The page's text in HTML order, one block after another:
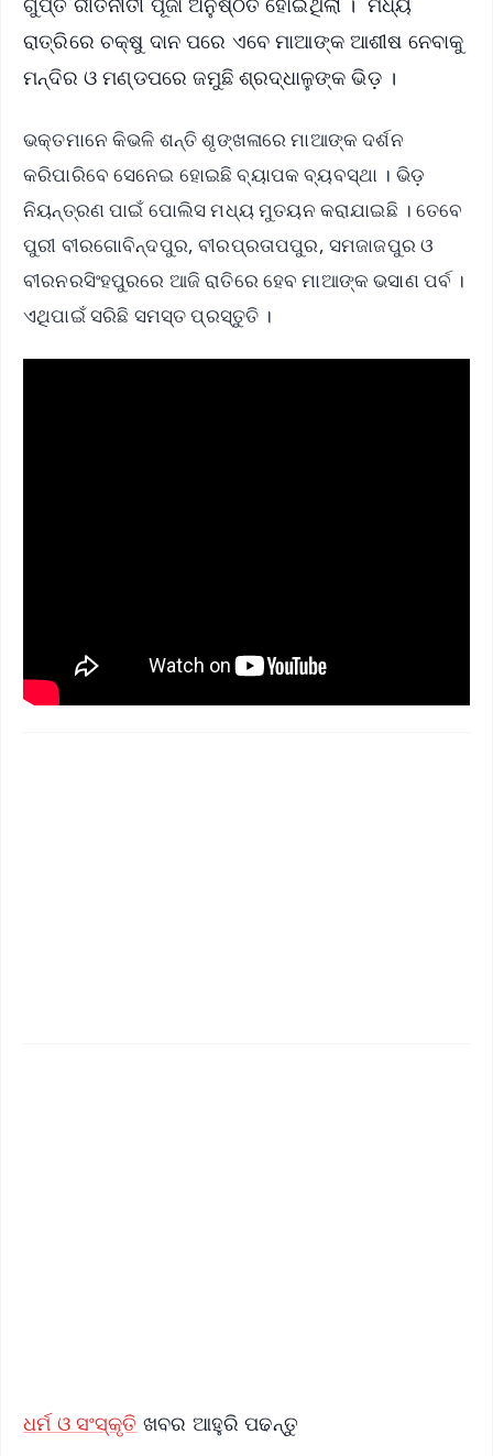
ରାତ୍ରିରେ ଚକ୍ଷୁ ଦାନ ପରେ ଏବେ ମାଆଙ୍କ ଆଶୀଷ ନେବାକୁ
ମନ୍ଦିର ଓ ମଣ୍ଡପରେ ଜମୁଛି ଶ୍ରଦ୍ଧାଳୁଙ୍କ ଭିଡ଼ ।
ଭକ୍ତମାନେ କିଭଳି ଶନ୍ତି ଶୃଙ୍ଖଳାରେ ମାଆଙ୍କ ଦର୍ଶନ
କରିପାରିବେ ସେନେଇ ହୋଇଛି ବ୍ୟାପକ ବ୍ୟବସ୍ଥା । ଭିଡ଼
ନିୟନ୍ତ୍ରଣ ପାଇଁ ପୋଲିସ ମଧ୍ୟ ମୁତୟନ କରାଯାଇଛି । ତେବେ
ପୁରୀ ବୀରଗୋବିନ୍ଦପୁର, ବୀରପ୍ରତାପପୁର, ସମଜାଜପୁର ଓ
ବୀରନରସିଂହପୁରରେ ଆଜି ରାତିରେ ହେବ ମାଆଙ୍କ ଭସାଣ ପର୍ବ ।
ଏଥିପାଇଁ ସରିଛି ସମସ୍ତ ପ୍ରସ୍ତୁତି ।
ଧର୍ମ ଓ ସଂସ୍କୃତି ଖବର ଆହୁରି ପଢନ୍ତୁ